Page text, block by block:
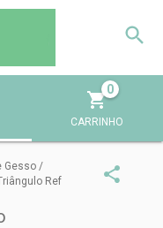
CARRINHO
0
Gesso /
Ref